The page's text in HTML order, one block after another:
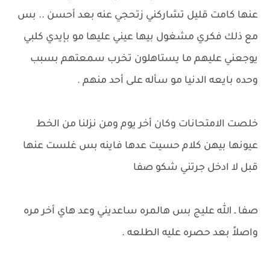
عنها كامت قليل تشاركني زتحجي عنه بعد أحسن .. بس
مع ذلك فكري مشغول بيها عيني عليها مو بإيدي كلبي
يوجعني عليهم ما يستاهلون تخرب سمعتهم بسبب
وحده بايعه الدنيا مو سأله على أحد منهم .
خلصت الامتحانات وكان أخر يوم ومن نزلنا من الخط
عيونها بيهن كلام حسيت عدها فاينه بس غلست عنها
قبل لا ادخل جرتني شكو صفا
صفا ـ الله عليج بس هالمره ساعديني وعد هاي أخر مره
واصلاً بعد حصره عليه الطلعه .